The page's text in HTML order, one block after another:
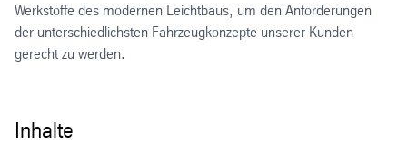
Werkstoffe des modernen Leichtbaus, um den Anforderungen
der unterschiedlichsten Fahrzeugkonzepte unserer Kunden
gerecht zu werden.
Inhalte